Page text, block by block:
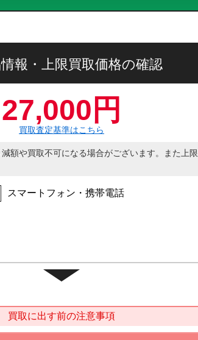
報・上限買取価格の確認
27,000円
買取査定基準はこちら
額や買取不可になる場合がございます。また上
スマートフォン・携帯電話
買取に出す前の注意事項